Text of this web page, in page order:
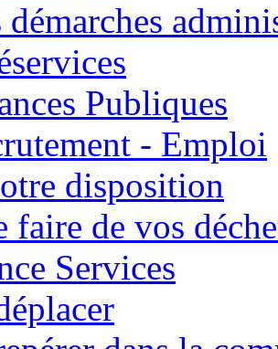
démarches
Publiques
- Emploi
disposition
faire de vos
Services